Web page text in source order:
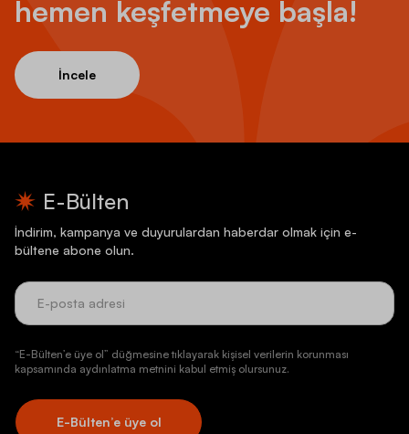
hemen keşfetmeye başla!
İncele
E-Bülten
İndirim, kampanya ve duyurulardan haberdar olmak için e-
bültene abone olun.
“E-Bülten’e üye ol” düğmesine tıklayarak kişisel verilerin korunması
kapsamında aydınlatma metnini kabul etmiş olursunuz.
E-Bülten’e üye ol